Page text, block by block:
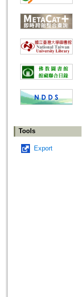
Tools
Export